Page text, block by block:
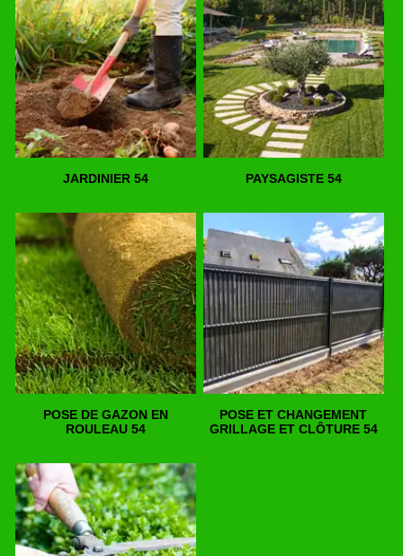
JARDINIER 54 PAYSAGISTE 54
POSE DE GAZON EN
ROULEAU 54
POSE ET CHANGEMENT
GRILLAGE ET CLÔTURE 54